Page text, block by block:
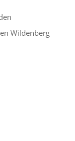
Wildenberg